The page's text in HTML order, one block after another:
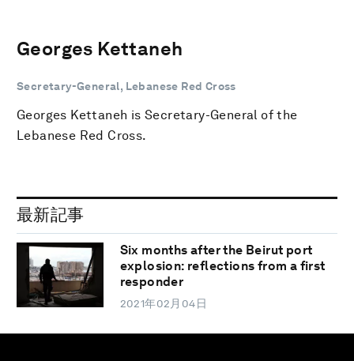
Georges Kettaneh
Secretary-General, Lebanese Red Cross
Georges Kettaneh is Secretary-General of the
Lebanese Red Cross.
最新記事
Six months after the Beirut port
explosion: reflections from a first
responder
2021年02月04日